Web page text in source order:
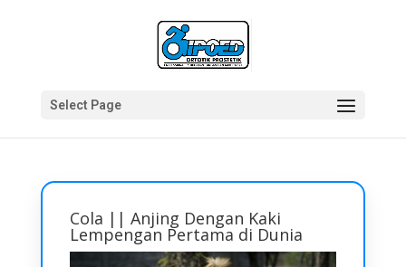
Select Page
Cola || Anjing Dengan Kaki
Lempengan Pertama di Dunia